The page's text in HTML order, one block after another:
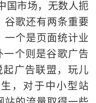
市场，无数人扼
谷歌还有两条重要
一个是页面统计业
一个则是谷歌广告
起广告联盟，玩儿
，对于中小型站